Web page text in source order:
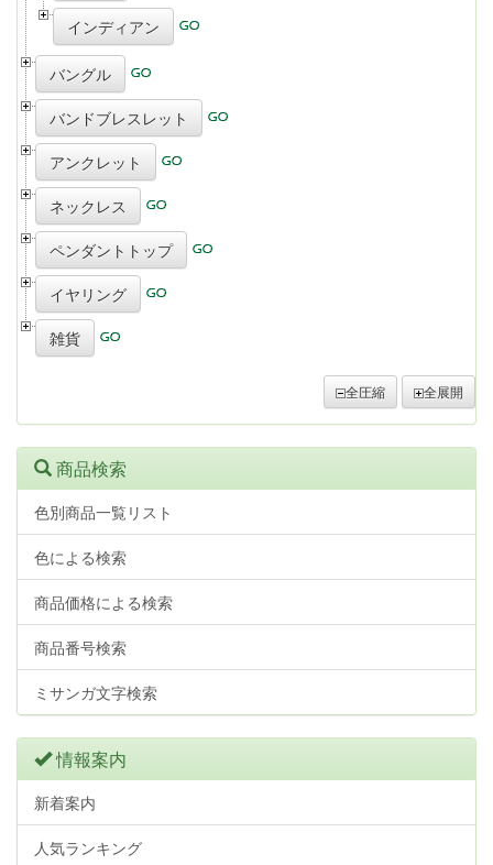
インディアン
バングル
バンドブレスレット
アンクレット
ネックレス
ペンダントトップ
イヤリング
雑貨
全圧縮 全展開
商品検索
色別商品一覧リスト
色による検索
商品価格による検索
商品番号検索
ミサンガ文字検索
情報案内
新着案内
人気ランキング